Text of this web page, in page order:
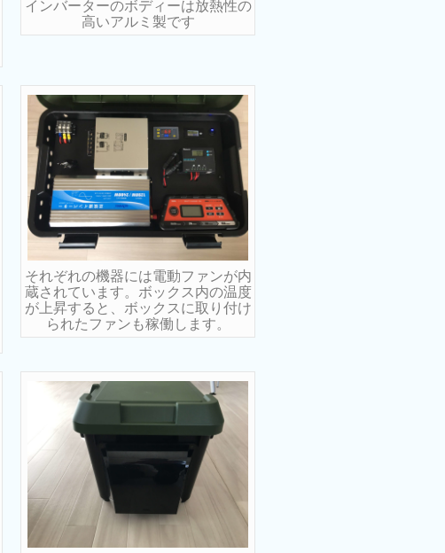
インバーターのボディーは放熱性の
高いアルミ製です
それぞれの機器には電動ファンが内
蔵されています。ボックス内の温度
が上昇すると、ボックスに取り付け
られたファンも稼働します。